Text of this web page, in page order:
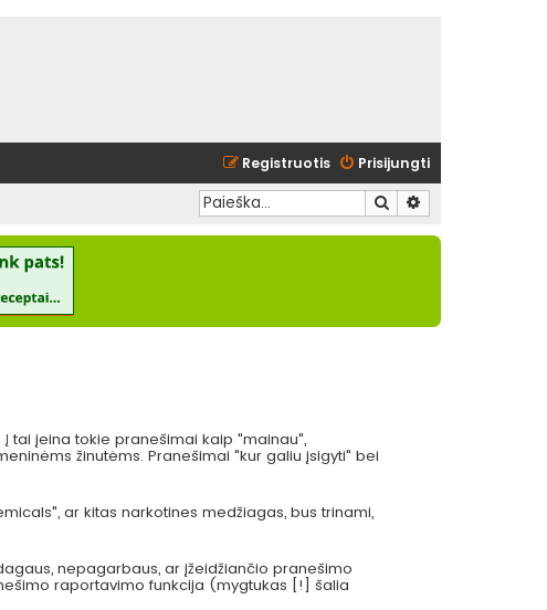
Prisijungti
Registruotis
Ieškoti
Į tai įeina tokie pranešimai kaip "mainau",
žinutėms. Pranešimai "kur galiu įsigyti" bei
ar kitas narkotines medžiagas, bus trinami,
nepagarbaus, ar įžeidžiančio pranešimo
raportavimo funkcija (mygtukas [!] šalia